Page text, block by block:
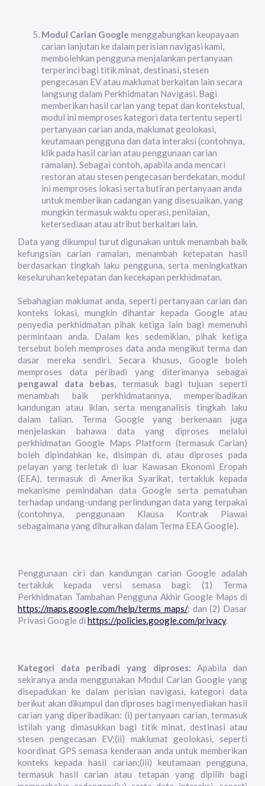
Modul Carian Google menggabungkan keupayaan
carian lanjutan ke dalam perisian navigasi kami,
membolehkan pengguna menjalankan pertanyaan
terperinci bagi titik minat, destinasi, stesen
pengecasan EV atau maklumat berkaitan lain secara
langsung dalam Perkhidmatan Navigasi. Bagi
memberikan hasil carian yang tepat dan kontekstual,
modul ini memproses kategori data tertentu seperti
pertanyaan carian anda, maklumat geolokasi,
keutamaan pengguna dan data interaksi (contohnya,
klik pada hasil carian atau penggunaan carian
ramalan). Sebagai contoh, apabila anda mencari
restoran atau stesen pengecasan berdekatan, modul
ini memproses lokasi serta butiran pertanyaan anda
untuk memberikan cadangan yang disesuaikan, yang
mungkin termasuk waktu operasi, penilaian,
ketersediaan atau atribut berkaitan lain.
Data yang dikumpul turut digunakan untuk menambah baik
kefungsian carian ramalan, menambah ketepatan hasil
berdasarkan tingkah laku pengguna, serta meningkatkan
keseluruhan ketepatan dan kecekapan perkhidmatan.
Sebahagian maklumat anda, seperti pertanyaan carian dan
konteks lokasi, mungkin dihantar kepada Google atau
penyedia perkhidmatan pihak ketiga lain bagi memenuhi
permintaan anda. Dalam kes sedemikian, pihak ketiga
tersebut boleh memproses data anda mengikut terma dan
dasar mereka sendiri. Secara khusus, Google boleh
memproses data peribadi yang diterimanya sebagai
pengawal data bebas, termasuk bagi tujuan seperti
menambah baik perkhidmatannya, memperibadikan
kandungan atau iklan, serta menganalisis tingkah laku
dalam talian. Terma Google yang berkenaan juga
menjelaskan bahawa data yang diproses melalui
perkhidmatan Google Maps Platform (termasuk Carian)
boleh dipindahkan ke, disimpan di, atau diproses pada
pelayan yang terletak di luar Kawasan Ekonomi Eropah
(EEA), termasuk di Amerika Syarikat, tertakluk kepada
mekanisme pemindahan data Google serta pematuhan
terhadap undang-undang perlindungan data yang terpakai
(contohnya, penggunaan Klausa Kontrak Piawai
sebagaimana yang dihuraikan dalam Terma EEA Google).
Penggunaan ciri dan kandungan carian Google adalah
tertakluk kepada versi semasa bagi: (1) Terma
Perkhidmatan Tambahan Pengguna Akhir Google Maps di
https://maps.google.com/help/terms_maps/; dan (2) Dasar
Privasi Google di https://policies.google.com/privacy.
Kategori data peribadi yang diproses:Apabila dan
sekiranya anda menggunakan Modul Carian Google yang
disepadukan ke dalam perisian navigasi, kategori data
berikut akan dikumpul dan diproses bagi menyediakan hasil
carian yang diperibadikan: (i) pertanyaan carian, termasuk
istilah yang dimasukkan bagi titik minat, destinasi atau
stesen pengecasan EV;(ii) maklumat geolokasi, seperti
koordinat GPS semasa kenderaan anda untuk memberikan
konteks kepada hasil carian;(iii) keutamaan pengguna,
termasuk hasil carian atau tetapan yang dipilih bagi